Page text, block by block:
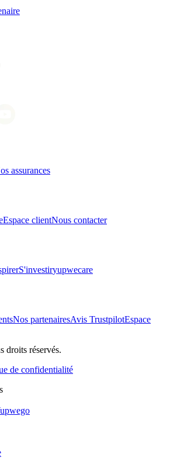
assurances
Espace clientNous contacter
S'investiryupwecare
Nos partenairesAvis TrustpilotEspace
droits réservés.
de confidentialité